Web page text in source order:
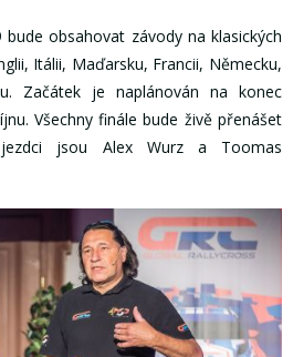
obsahovat závody na klasických
Itálii, Maďarsku, Francii, Německu,
Začátek je naplánován na konec
Všechny finále bude živě přenášet
jezdci jsou Alex Wurz a Toomas